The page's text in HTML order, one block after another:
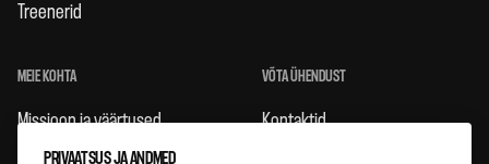
Treenerid
MEIE KOHTA
Missioon ja väärtused
Karjäär
VÕTA ÜHENDUST
Kontaktid
PRIVAATSUS JA ANDMED